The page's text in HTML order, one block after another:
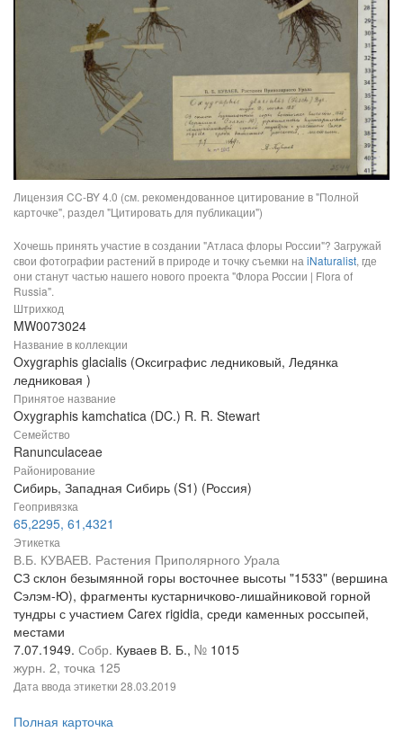
Лицензия CC-BY 4.0 (см. рекомендованное цитирование в "Полной
карточке", раздел "Цитировать для публикации")
Хочешь принять участие в создании "Атласа флоры России"? Загружай
свои фотографии растений в природе и точку съемки на iNaturalist, где
они станут частью нашего нового проекта "Флора России | Flora of
Russia".
Штрихкод
MW0073024
Название в коллекции
Oxygraphis glacialis (Оксиграфис ледниковый, Ледянка
ледниковая )
Принятое название
Oxygraphis kamchatica (DC.) R. R. Stewart
Семейство
Ranunculaceae
Районирование
Сибирь, Западная Сибирь (S1) (Россия)
Геопривязка
65,2295, 61,4321
Этикетка
В.Б. КУВАЕВ. Растения Приполярного Урала
СЗ склон безымянной горы восточнее высоты "1533" (вершина
Сэлэм-Ю), фрагменты кустарничково-лишайниковой горной
тундры с участием Carex rigidia, среди каменных россыпей,
местами
7.07.1949. Собр. Куваев В. Б., № 1015
журн. 2, точка 125
Дата ввода этикетки 28.03.2019
Полная карточка